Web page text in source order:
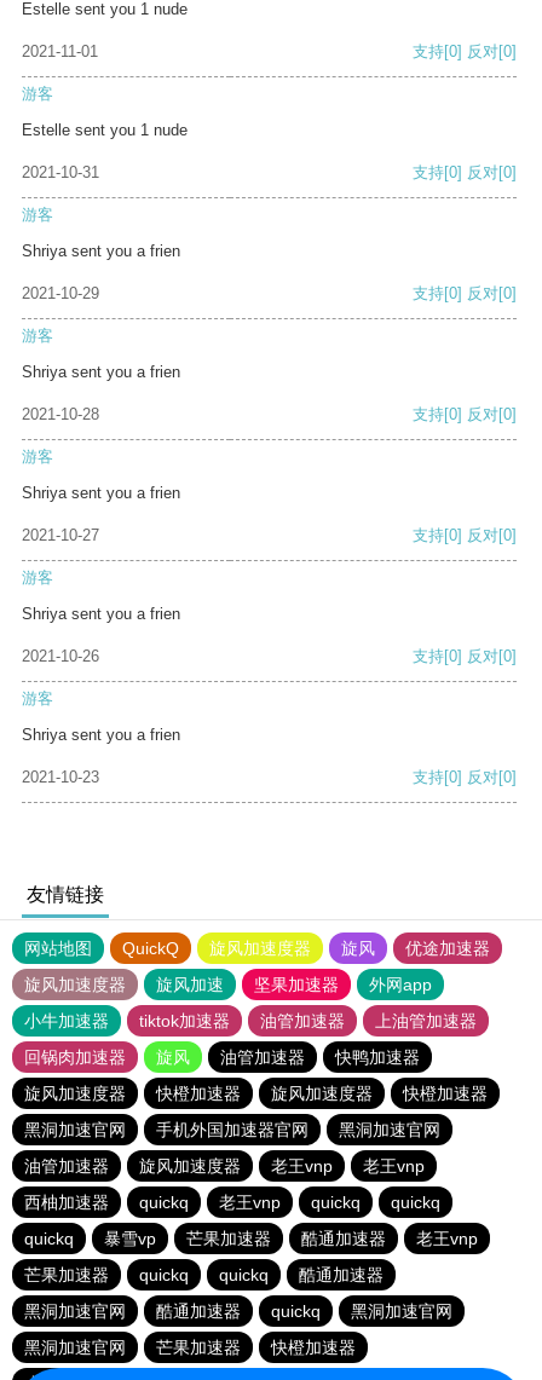
Estelle sent you 1 nude
2021-11-01 支持[0] 反对[0]
游客
Estelle sent you 1 nude
2021-10-31 支持[0] 反对[0]
游客
Shriya sent you a frien
2021-10-29 支持[0] 反对[0]
游客
Shriya sent you a frien
2021-10-28 支持[0] 反对[0]
游客
Shriya sent you a frien
2021-10-27 支持[0] 反对[0]
游客
Shriya sent you a frien
2021-10-26 支持[0] 反对[0]
游客
Shriya sent you a frien
2021-10-23 支持[0] 反对[0]
友情链接
网站地图 QuickQ 旋风加速度器 旋风
优途加速器
旋风加速度器
旋风加速 坚果加速器
外网app
小牛加速器
tiktok加速器 油管加速器
上油管加速器
回锅肉加速器
旋风 油管加速器
快鸭加速器
旋风加速度器
快橙加速器 旋风加速度器
快橙加速器
黑洞加速官网
手机外国加速器官网
黑洞加速官网
油管加速器
旋风加速度器 老王vnp
老王vnp
西柚加速器
quickq 老王vnp quickq
quickq
quickq
暴雪vp 芒果加速器 酷通加速器
老王vnp
芒果加速器
quickq quickq
酷通加速器
黑洞加速官网
酷通加速器 quickq
黑洞加速官网
黑洞加速官网
芒果加速器
快橙加速器